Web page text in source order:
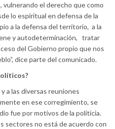
el derecho que como
lo espiritual en defensa de la
a la defensa del territorio, a la
y autodeterminación, tratar
del Gobierno propio que nos
dice parte del comunicado.
a las diversas reuniones
en ese corregimiento, se
fue por motivos de la políticia.
sectores no está de acuerdo con